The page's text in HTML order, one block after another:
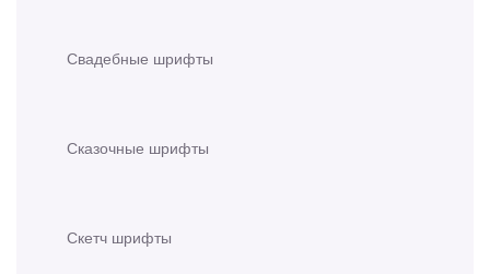
Свадебные шрифты
Сказочные шрифты
Скетч шрифты